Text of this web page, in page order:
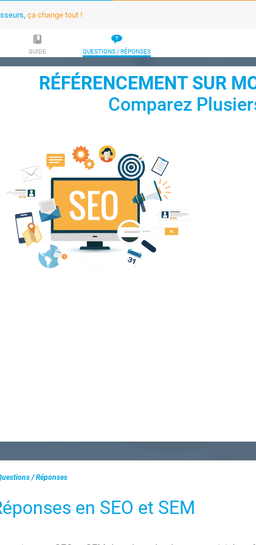
ça change tout !
GUIDE QUESTIONS / RÉPONSES
RÉFÉRENCEMENT SUR
Comparez
/ Réponses
en SEO et SEM